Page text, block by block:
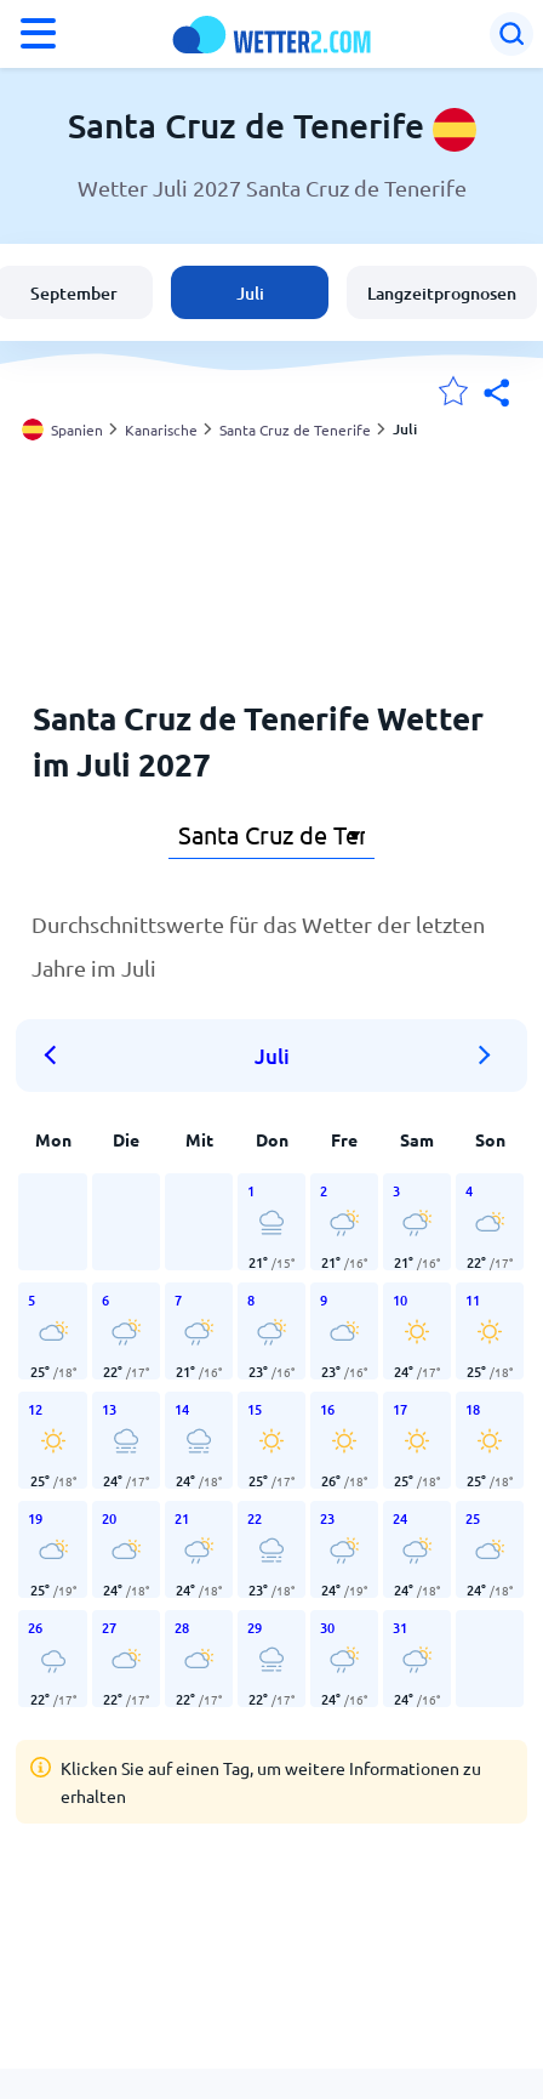
°C
Wetter in Santa Cruz de Tenerife
Schweiz
Deutschland
Santa Cruz de Tenerife
Wetter Juli 2027 Santa Cruz de Tenerife
September Juli Langzeitprognosen
Spanien Kanarische Santa Cruz de Tenerife Juli
Santa Cruz de Tenerife Wetter
im Juli 2027
Durchschnittswerte für das Wetter der letzten
Jahre im Juli
Juli
Mon Die Mit Don Fre Sam Son
1
21° /15°
2
21° /16°
3
21° /16°
4
22° /17°
5
25° /18°
6
22° /17°
7
21° /16°
8
23° /16°
9
23° /16°
10
24° /17°
11
25° /18°
12
25° /18°
13
24° /17°
14
24° /18°
15
25° /17°
16
26° /18°
17
25° /18°
18
25° /18°
19
25° /19°
20
24° /18°
21
24° /18°
22
23° /18°
23
24° /19°
24
24° /18°
25
24° /18°
26
22° /17°
27
22° /17°
28
22° /17°
29
22° /17°
30
24° /16°
31
24° /16°
Klicken Sie auf einen Tag, um weitere Informationen zu
erhalten